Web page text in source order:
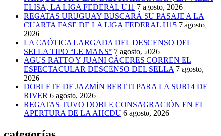
ELISA, LA LIGA FEDERAL U11 7 agosto, 2026
REGATAS URUGUAY BUSCARÁ SU PASAJE A LA
CUARTA FASE DE LA LIGA FEDERAL U15 7 agosto,
2026
LA CAÓTICA LARGADA DEL DESCENSO DEL
SELLA TIPO “LE MANS” 7 agosto, 2026
AGUS RATTO Y JUANI CÁCERES CORREN EL
ESPECTACULAR DESCENSO DEL SELLA 7 agosto,
2026
DOBLETE DE JAZMÍN BERTTI PARA LA SUB14 DE
RIVER 6 agosto, 2026
REGATAS TUVO DOBLE CONSAGRACIÓN EN EL
APERTURA DE LA AHCDU 6 agosto, 2026